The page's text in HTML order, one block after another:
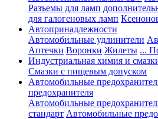
Разъемы для ламп
для галогеновых ламп
Автопринадлежности
Автомобильные удлинители
Аптечки Воронки Жилеты ...
Индустриальная химия и
Смазки с пищевым допуском
Автомобильные
предохранителя
Автомобильные
стандарт Автомобильные